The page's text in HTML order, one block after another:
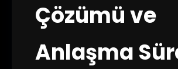
Çözümü ve
Anlaşma